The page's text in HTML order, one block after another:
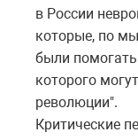
в России
которые, по
были помогать
которого
революции".
Критические